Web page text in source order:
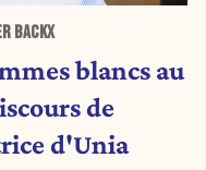
BACKX
blancs au
de
d'Unia